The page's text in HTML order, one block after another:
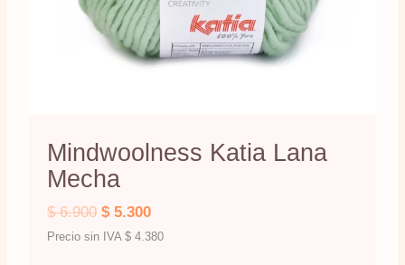
Mindwoolness Katia Lana
Mecha
$6.900 El
precio
$5.300El
precio
Precio sin IVA $ 4.380